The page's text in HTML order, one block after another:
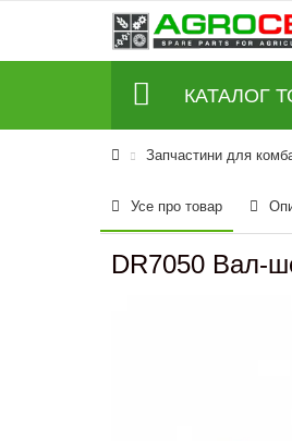
КАТАЛОГ
Запчастини для
Усе про товар
DR7050 Вал-